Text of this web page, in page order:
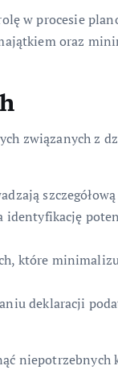
w procesie
oraz
związanych z
identyfikację
które
deklaracji
niepotrzebnych